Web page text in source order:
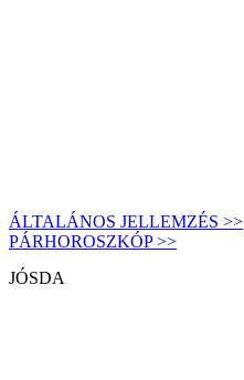
ÁLTALÁNOS JELLEMZÉS >>
PÁRHOROSZKÓP >>
JÓSDA